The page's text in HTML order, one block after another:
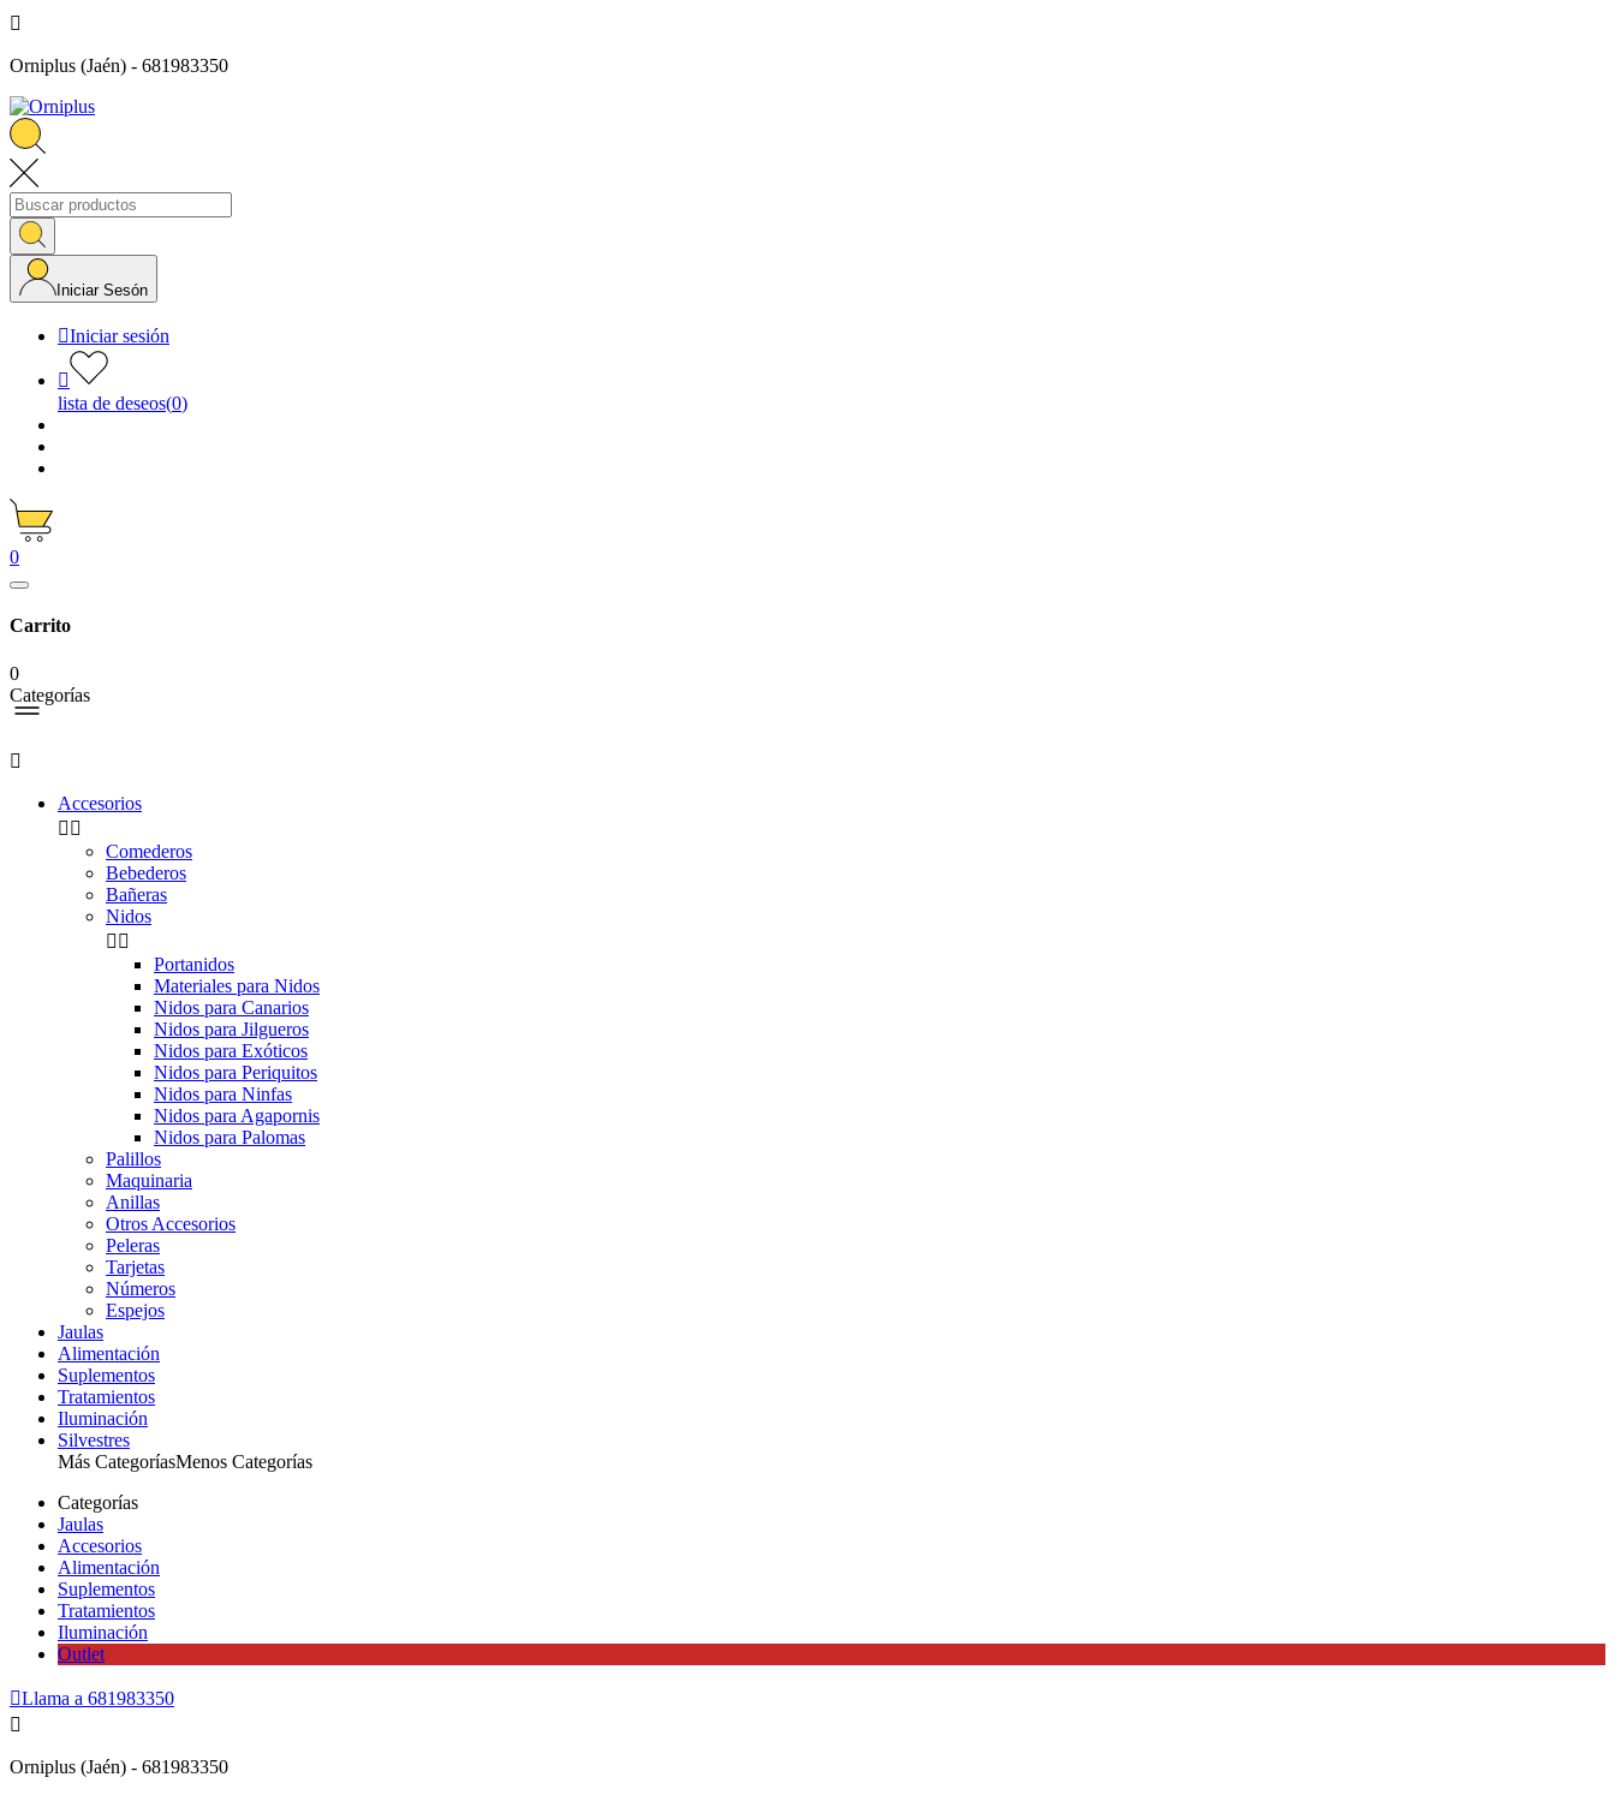

Orniplus (Jaén) - 681983350
Iniciar Sesón
Iniciar sesión

lista de deseos(0)
0
Carrito
0
Categorías

Accesorios
 
Comederos
Bebederos
Bañeras
Nidos
 
Portanidos
Materiales para Nidos
Nidos para Canarios
Nidos para Jilgueros
Nidos para Exóticos
Nidos para Periquitos
Nidos para Ninfas
Nidos para Agapornis
Nidos para Palomas
Palillos
Maquinaria
Anillas
Otros Accesorios
Peleras
Tarjetas
Números
Espejos
Jaulas
Alimentación
Suplementos
Tratamientos
Iluminación
Silvestres
Más CategoríasMenos Categorías
Categorías
Jaulas
Accesorios
Alimentación
Suplementos
Tratamientos
Iluminación
Outlet
Llama a 681983350

Orniplus (Jaén) - 681983350